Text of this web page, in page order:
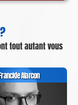
tout autant vous
Alarcon